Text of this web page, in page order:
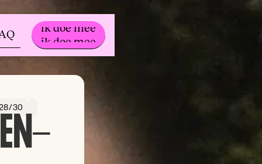
ik doe mee
ik doe mee
30